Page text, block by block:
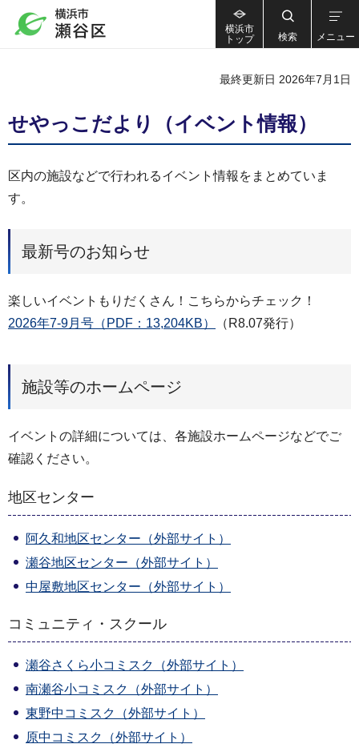
横浜市
トップ
検索 メニュー
最終更新日 2026年7月1日
せやっこだより（イベント情報）
区内の施設などで行われるイベント情報をまとめていま
す。
最新号のお知らせ
楽しいイベントもりだくさん！こちらからチェック！
2026年7-9月号（PDF：13,204KB）
（R8.07発行）
施設等のホームページ
イベントの詳細については、各施設ホームページなどでご
確認ください。
地区センター
阿久和地区センター（外部サイト）
瀬谷地区センター（外部サイト）
中屋敷地区センター（外部サイト）
コミュニティ・スクール
瀬谷さくら小コミスク（外部サイト）
南瀬谷小コミスク（外部サイト）
東野中コミスク（外部サイト）
原中コミスク（外部サイト）